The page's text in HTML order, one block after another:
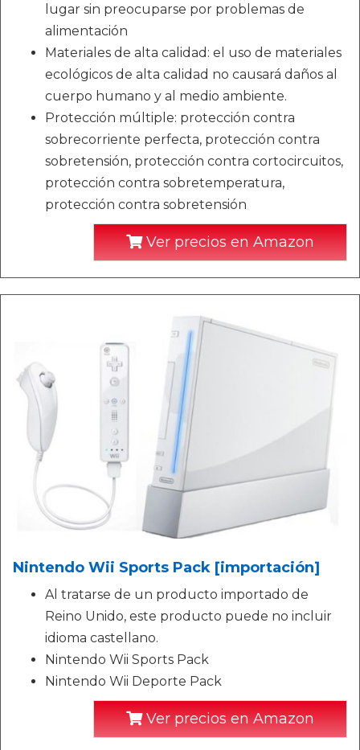
lugar sin preocuparse por problemas de
alimentación
Materiales de alta calidad: el uso de materiales
ecológicos de alta calidad no causará daños al
cuerpo humano y al medio ambiente.
Protección múltiple: protección contra
sobrecorriente perfecta, protección contra
sobretensión, protección contra cortocircuitos,
protección contra sobretemperatura,
protección contra sobretensión
Ver precios en Amazon
Nintendo Wii Sports Pack [importación]
Al tratarse de un producto importado de
Reino Unido, este producto puede no incluir
idioma castellano.
Nintendo Wii Sports Pack
Nintendo Wii Deporte Pack
Ver precios en Amazon